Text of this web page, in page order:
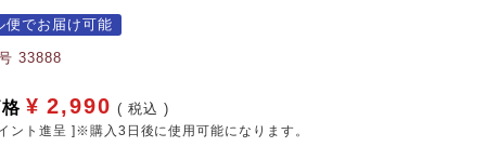
便でお届け可能
33888
¥ 2,990 税込
ント進呈 ]※購入3日後に使用可能になります。